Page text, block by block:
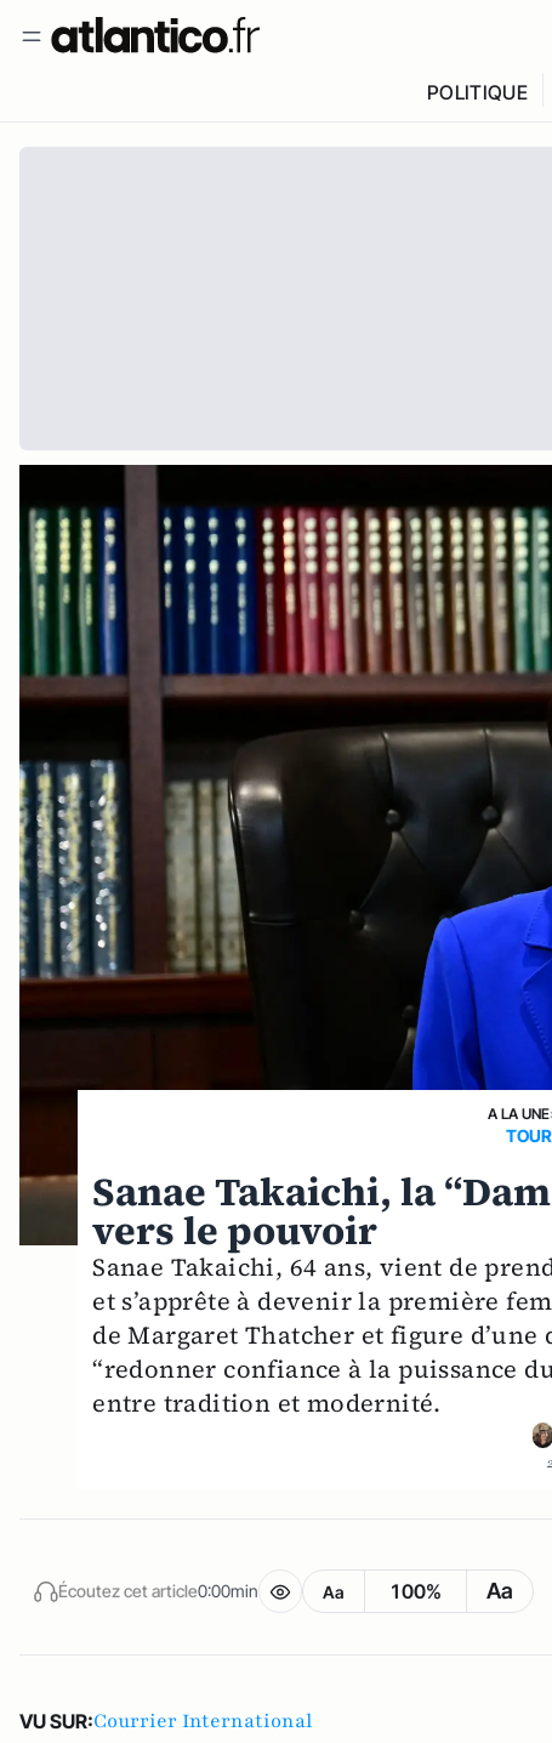
POLITIQUE
A LA UNE
Sanae Takaichi, la
vers le pouvoir
Sanae Takaichi, 64 ans, vient de
et s’apprête à devenir la première
de Margaret Thatcher et figure
“redonner confiance à la puissance
entre tradition et modernité.
Écoutez cet article0:00min Aa 100% Aa
VU SUR:Courrier International